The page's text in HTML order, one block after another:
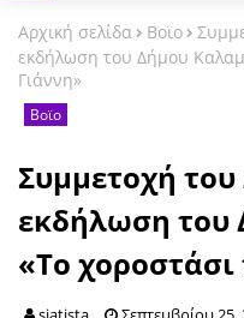
Αρχική σελίδα Βοϊο
εκδήλωση του Δήμου
Γιάννη»
Βοϊο
Συμμετοχή
εκδήλωση του
«Το